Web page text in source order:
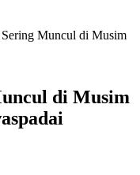
Muncul di Musim
di Musim